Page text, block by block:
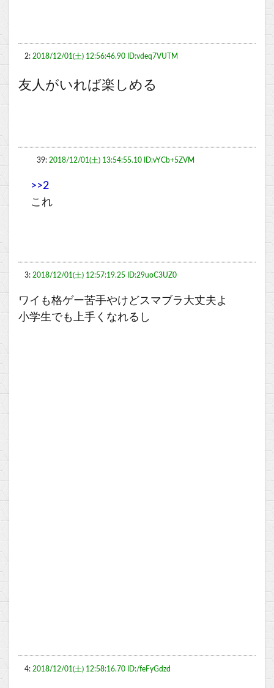
2: 2018/12/01(土) 12:56:46.90 ID:vdeq7VUTM
友人がいれば楽しめる
39: 2018/12/01(土) 13:54:55.10 ID:vYCb+5ZVM
>>2
これ
3: 2018/12/01(土) 12:57:19.25 ID:29uoC3UZ0
ワイも格ゲー苦手やけどスマブラ大丈夫よ
小学生でも上手くなれるし
4: 2018/12/01(土) 12:58:16.70 ID:/feFyGdzd